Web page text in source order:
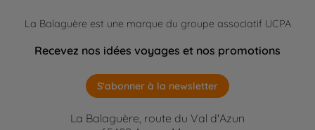
La Balaguère est une marque du groupe associatif UCPA
Recevez nos idées voyages et nos promotions
S'abonner à la newsletter
La Balaguère, route du Val d'Azun